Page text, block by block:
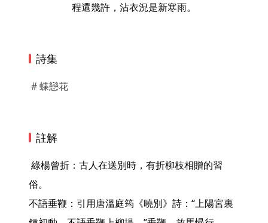
程還幾許，沾衣況是新寒雨。
詩集
# 蝶戀花
註解
俗。
不語垂鞭：引用唐溫庭筠《曉別》詩：“上陽宮裏